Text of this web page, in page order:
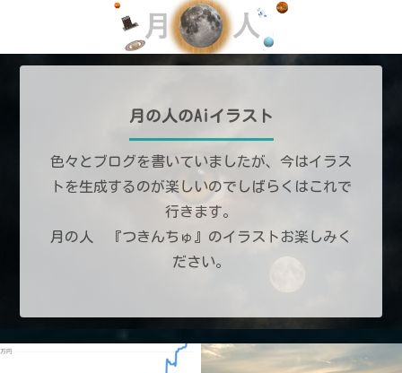
月の人のAiイラスト
色々とブログを書いていましたが、今はイラス
トを生成するのが楽しいのでしばらくはこれで
行きます。
月の人 『つきんちゅ』のイラストお楽しみく
ださい。